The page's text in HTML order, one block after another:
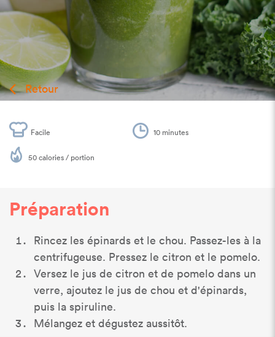
Retour
Facile 10 minutes
50 calories / portion
Préparation
Rincez les épinards et le chou. Passez-les à la
centrifugeuse. Pressez le citron et le pomelo.
Versez le jus de citron et de pomelo dans un
verre, ajoutez le jus de chou et d'épinards,
puis la spiruline.
Mélangez et dégustez aussitôt.